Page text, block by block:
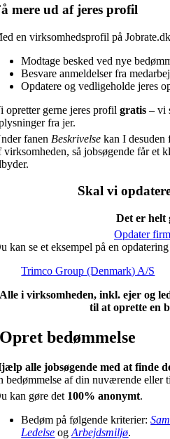
mere ud af jeres profil
en virksomhedsprofil på
Modtage besked ved nye
Besvare anmeldelser fra
Opdatere og vedligeholde jeres
opretter gerne jeres profilgratis – vi
fra jer.
fanen Beskrivelse kan I desuden
virksomheden, så jobsøgende får et
Skal vi
Det er helt
Opdater
kan se et eksempel på en
Trimco Group (Denmark) A/S
i virksomheden, inkl. ejer og
til at oprette en
Opret bedømmelse
alle jobsøgende med at finde
bedømmelse af din nuværende eller
kan gøre det 100% anonymt.
Bedøm på følgende kriterier:
Ledelse ogArbejdsmiljø.